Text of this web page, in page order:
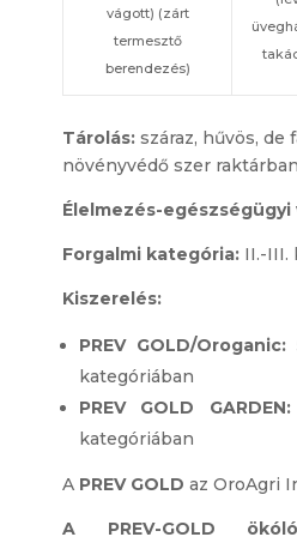
vágott) (zárt
termesztő
berendezés)
Tárolás:száraz, hűvös, de
növényvédő szer
Élelmezés-
Forgalmi kategória: II.-III.
Kiszerelés:
PREV GOLD/Oroganic:
kategóriában
PREV GOLD GARDEN:
kategóriában
A PREV GOLD az OroAgri
A PREV-GOLD